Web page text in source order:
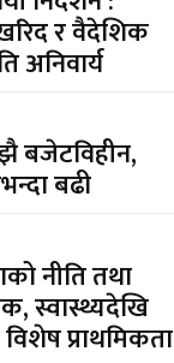
र वैदेशिक
अनिवार्य
बजेटविहीन,
बढी
नीति तथा
स्वास्थ्यदेखि
विशेष प्राथमिकता